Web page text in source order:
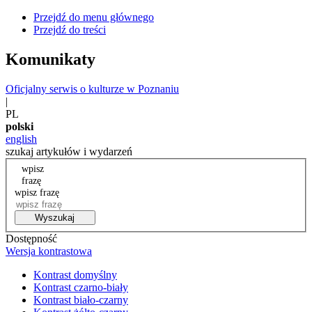
Przejdź do menu głównego
Przejdź do treści
Komunikaty
Oficjalny serwis o kulturze w Poznaniu
|
PL
polski
english
szukaj artykułów i wydarzeń
wpisz
frazę
wpisz frazę
Wyszukaj
Dostępność
Wersja kontrastowa
Kontrast domyślny
Kontrast czarno-biały
Kontrast biało-czarny